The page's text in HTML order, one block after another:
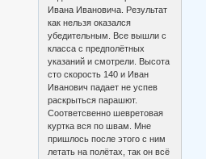
Ивана Ивановича. Результат
как нельзя оказался
убедительным. Все вышли с
класса с предполётных
указаний и смотрели. Высота
сто скорость 140 и Иван
Иванович падает не успев
раскрыться парашют.
Соответсвенно шевретовая
куртка вся по швам. Мне
пришлось после этого с ним
летать на полётах, так он всё